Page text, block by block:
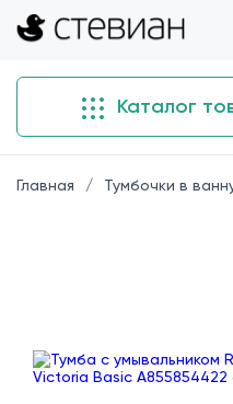
Каталог
Главная Тумбочки в